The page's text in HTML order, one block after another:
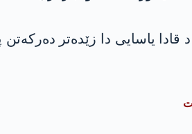
د قادا یاسایی دا زێدەتر